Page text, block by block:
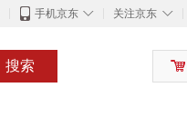
◇
手机京东 ◇
关注京东
搜索